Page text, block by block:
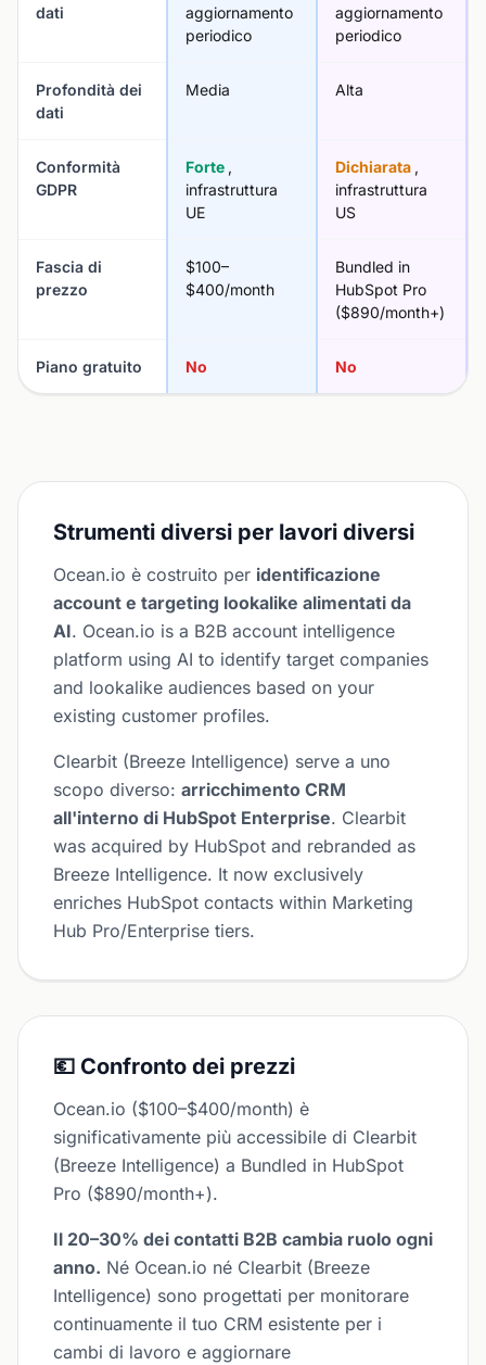
dati
aggiornamento
periodico
aggiornamento
periodico
Profondità dei
dati
Media Alta
Conformità
GDPR
Forte ,
infrastruttura
UE
Dichiarata ,
infrastruttura
US
Fascia di
prezzo
$100–
$400/month
Bundled in
HubSpot Pro
($890/month+)
Piano gratuito No No
Strumenti diversi per lavori diversi
Ocean.io è costruito per identificazione
account e targeting lookalike alimentati da
AI. Ocean.io is a B2B account intelligence
platform using AI to identify target companies
and lookalike audiences based on your
existing customer profiles.
Clearbit (Breeze Intelligence) serve a uno
scopo diverso: arricchimento CRM
all'interno di HubSpot Enterprise. Clearbit
was acquired by HubSpot and rebranded as
Breeze Intelligence. It now exclusively
enriches HubSpot contacts within Marketing
Hub Pro/Enterprise tiers.
💶 Confronto dei prezzi
Ocean.io ($100–$400/month) è
significativamente più accessibile di Clearbit
(Breeze Intelligence) a Bundled in HubSpot
Pro ($890/month+).
Il 20–30% dei contatti B2B cambia ruolo ogni
anno. Né Ocean.io né Clearbit (Breeze
Intelligence) sono progettati per monitorare
continuamente il tuo CRM esistente per i
cambi di lavoro e aggiornare